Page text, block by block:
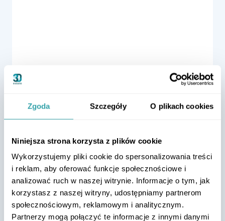
Zgoda Szczegóły O plikach cookies
Niniejsza strona korzysta z plików cookie
Wykorzystujemy pliki cookie do spersonalizowania treści
i reklam, aby oferować funkcje społecznościowe i
analizować ruch w naszej witrynie. Informacje o tym, jak
korzystasz z naszej witryny, udostępniamy partnerom
społecznościowym, reklamowym i analitycznym.
Partnerzy mogą połączyć te informacje z innymi danymi